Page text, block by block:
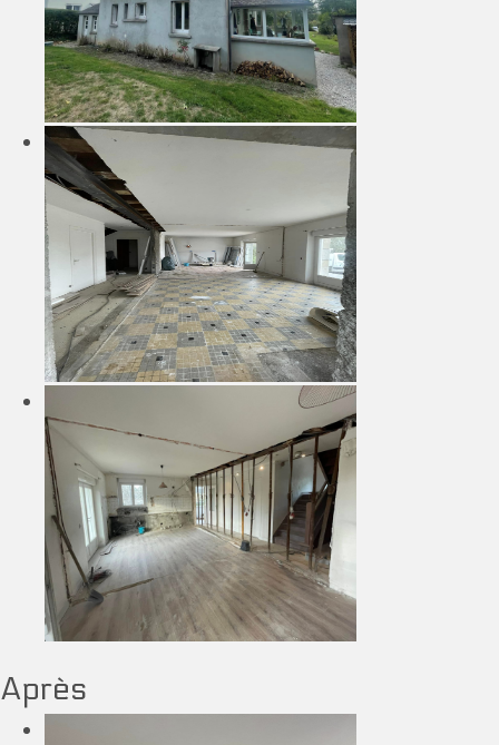
Après